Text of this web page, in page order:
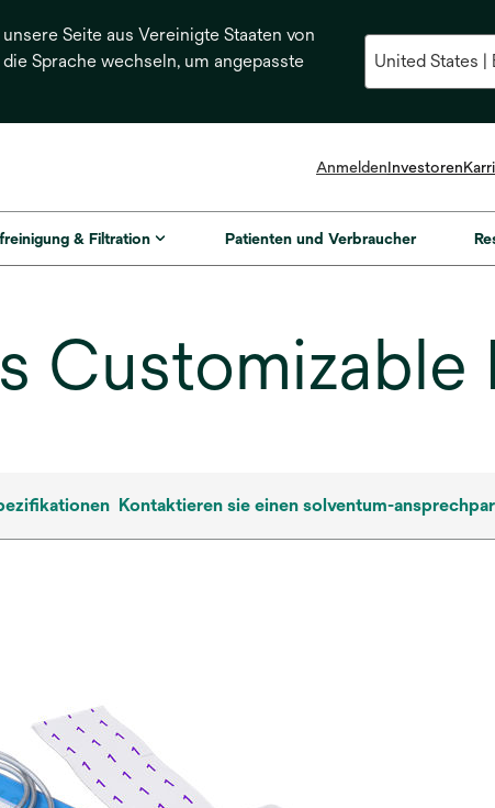
Seite aus Vereinigte Staaten von
Sprache wechseln, um angepasste
AnmeldenInvestoren
& Filtration Patienten und Verbraucher
Customizable
Kontaktieren sie einen solventum-